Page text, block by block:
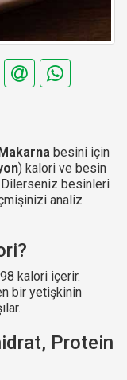
besini için
) kalori ve besin
besinleri
analiz
kalori içerir.
bir yetişkinin
Protein